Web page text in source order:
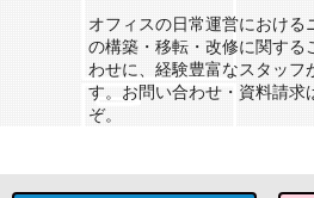
オフィスの日常運営における
の構築・移転・改修に関する
わせに、経験豊富なスタッフ
す。お問い合わせ・資料請求
ぞ。